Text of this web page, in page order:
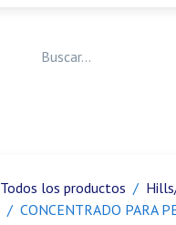
Todos los productos
CONCENTRADO PARA